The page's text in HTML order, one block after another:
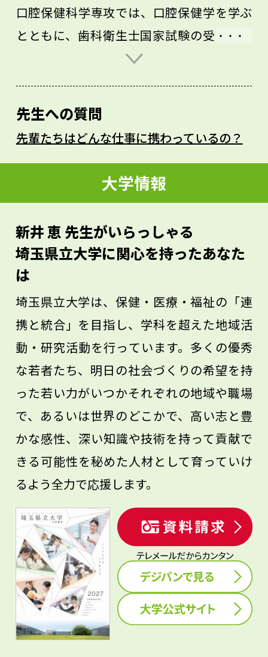
口腔保健科学専攻では、口腔保健学を学ぶ
とともに、歯科衛生士国家試験の受験資格
え、研究する学問です。子どもの虫歯を予
防するためにはどんなアプローチが有効
か、あるいは高齢者が一生、自分の歯で食
べるためにはどんな支援が必要か、などを
科学的に研究し、実践方法を探ります。実
生士をめざすとともに、口腔保健学をとも
に発展させてほしいと願っています。
先生への質問
先輩たちはどんな仕事に携わっているの？
大学情報
新井 恵 先生がいらっしゃる
埼玉県立大学に関心を持ったあなた
は
埼玉県立大学は、保健・医療・福祉の「連
携と統合」を目指し、学科を超えた地域活
動・研究活動を行っています。多くの優秀
な若者たち、明日の社会づくりの希望を持
った若い力がいつかそれぞれの地域や職場
で、あるいは世界のどこかで、高い志と豊
かな感性、深い知識や技術を持って貢献で
きる可能性を秘めた人材として育っていけ
るよう全力で応援します。